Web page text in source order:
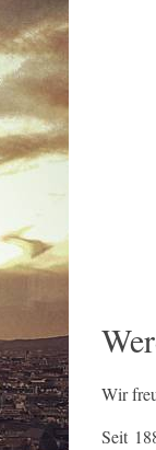
Wir
Seit